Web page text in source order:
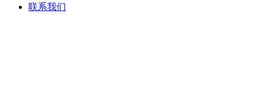
联系我们